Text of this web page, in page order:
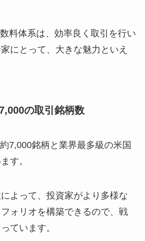
料体系は、効率良く取引を行い
にとって、大きな魅力といえ
の取引銘柄数
7,000銘柄と業界最多級の米国
す。
よって、投資家がより多様な
ォリオを構築できるので、戦
ています。